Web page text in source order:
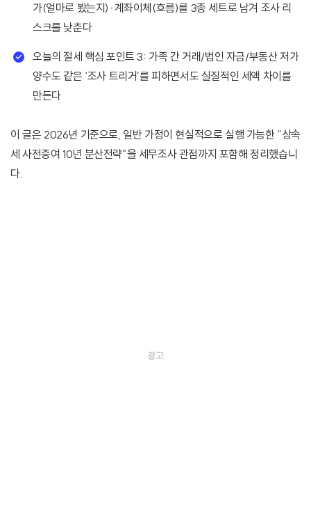
가(얼마로 봤는지)·계좌이체(흐름)를 3종 세트로 남겨 조사 리
스크를 낮춘다
오늘의 절세 핵심 포인트 3: 가족 간 거래/법인 자금/부동산 저가
양수도 같은 ‘조사 트리거’를 피하면서도 실질적인 세액 차이를
만든다
이 글은 2026년 기준으로, 일반 가정이 현실적으로 실행 가능한 “상속
세 사전증여 10년 분산전략”을 세무조사 관점까지 포함해 정리했습니
다.